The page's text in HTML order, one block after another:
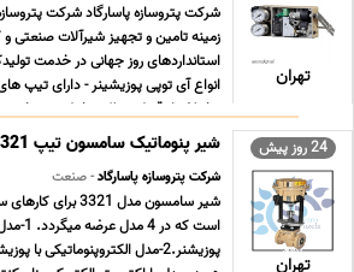
تهران
شرکت پتروسازه پاسارگاد شرکت
زمینه تامین و تجهیز شیرآلات صنعتی
استانداردهای روز جهانی در خدمت
انواع آی توپی پوزیشینر - دارای تیپ
مختلف از قبیل عملکرد خطی و
24 روز پیش
تهران
شیر پنوماتیک سامسون تیپ 3321
شرکت پتروسازه پاسارگاد- صنعت
شیر سامسون مدل
است که